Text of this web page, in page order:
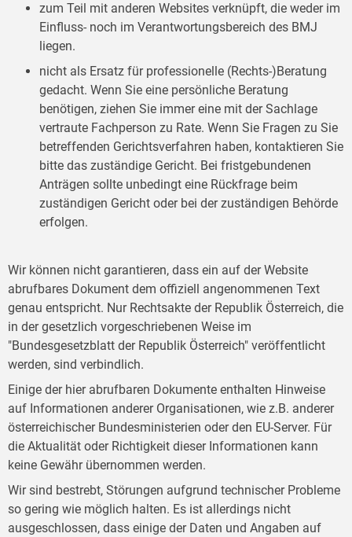
zum Teil mit anderen Websites verknüpft, die weder im
Einfluss- noch im Verantwortungsbereich des BMJ
liegen.
nicht als Ersatz für professionelle (Rechts-)Beratung
gedacht. Wenn Sie eine persönliche Beratung
benötigen, ziehen Sie immer eine mit der Sachlage
vertraute Fachperson zu Rate. Wenn Sie Fragen zu Sie
betreffenden Gerichtsverfahren haben, kontaktieren Sie
bitte das zuständige Gericht. Bei fristgebundenen
Anträgen sollte unbedingt eine Rückfrage beim
zuständigen Gericht oder bei der zuständigen Behörde
erfolgen.
Wir können nicht garantieren, dass ein auf der Website
abrufbares Dokument dem offiziell angenommenen Text
genau entspricht. Nur Rechtsakte der Republik Österreich, die
in der gesetzlich vorgeschriebenen Weise im
"Bundesgesetzblatt der Republik Österreich" veröffentlicht
werden, sind verbindlich.
Einige der hier abrufbaren Dokumente enthalten Hinweise
auf Informationen anderer Organisationen, wie z.B. anderer
österreichischer Bundesministerien oder den EU-Server. Für
die Aktualität oder Richtigkeit dieser Informationen kann
keine Gewähr übernommen werden.
Wir sind bestrebt, Störungen aufgrund technischer Probleme
so gering wie möglich halten. Es ist allerdings nicht
ausgeschlossen, dass einige der Daten und Angaben auf